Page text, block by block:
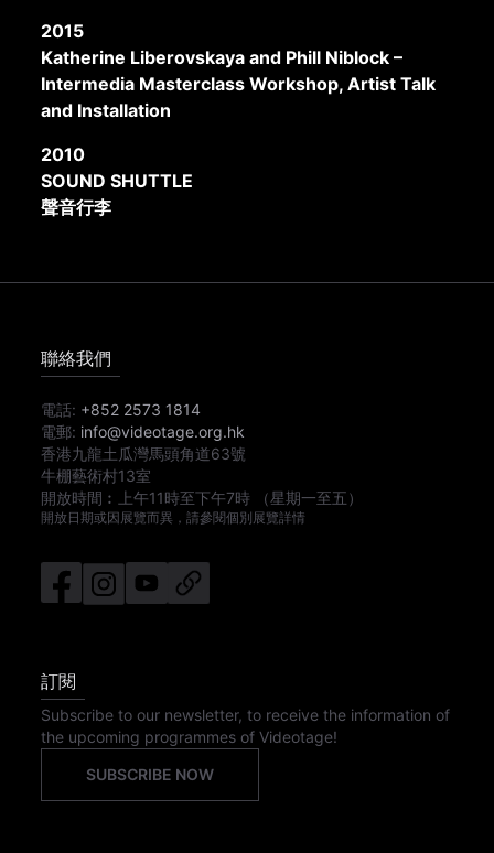
2015
Katherine Liberovskaya and Phill Niblock –
Intermedia Masterclass Workshop, Artist Talk
and Installation
2010
SOUND SHUTTLE
聲音行李
聯絡我們
電話: +852 2573 1814
電郵: info@videotage.org.hk
香港九龍土瓜灣馬頭角道63號
牛棚藝術村13室
開放時間︰
上午11時至下午7時 （星期一至五）
開放日期或因展覽而異，請參閱個別展覽詳情
訂閱
Subscribe to our newsletter, to receive the information of
the upcoming programmes of Videotage!
SUBSCRIBE NOW